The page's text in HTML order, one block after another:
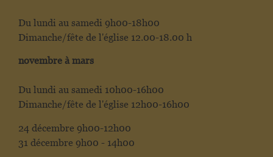
Du lundi au samedi 9h00-18h00
Dimanche/fête de l'église 12.00-18.00 h
novembre à mars
Du lundi au samedi 10h00-16h00
Dimanche/fête de l'église 12h00-16h00
24 décembre 9h00-12h00
31 décembre 9h00 - 14h00